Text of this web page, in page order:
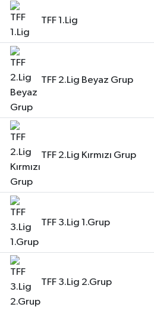
TFF 1.Lig
TFF 2.Lig Beyaz Grup
TFF 2.Lig Kırmızı Grup
TFF 3.Lig 1.Grup
TFF 3.Lig 2.Grup